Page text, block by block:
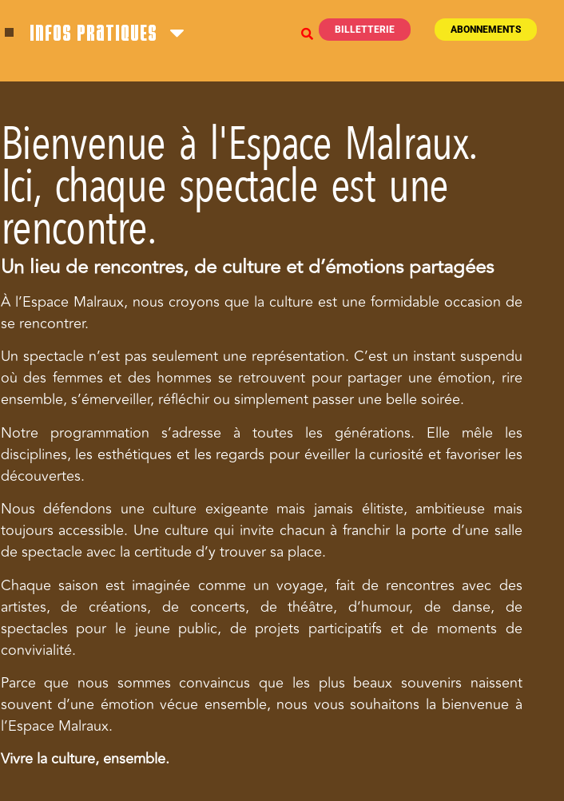
infos pratiques BILLETTERIE ABONNEMENTS
Bienvenue à l'Espace Malraux.
Ici, chaque spectacle est une
rencontre.
Un lieu de rencontres, de culture et d’émotions partagées
À l’Espace Malraux, nous croyons que la culture est une formidable occasion de
se rencontrer.
Un spectacle n’est pas seulement une représentation. C’est un instant suspendu
où des femmes et des hommes se retrouvent pour partager une émotion, rire
ensemble, s’émerveiller, réfléchir ou simplement passer une belle soirée.
Notre programmation s’adresse à toutes les générations. Elle mêle les
disciplines, les esthétiques et les regards pour éveiller la curiosité et favoriser les
découvertes.
Nous défendons une culture exigeante mais jamais élitiste, ambitieuse mais
toujours accessible. Une culture qui invite chacun à franchir la porte d’une salle
de spectacle avec la certitude d’y trouver sa place.
Chaque saison est imaginée comme un voyage, fait de rencontres avec des
artistes, de créations, de concerts, de théâtre, d’humour, de danse, de
spectacles pour le jeune public, de projets participatifs et de moments de
convivialité.
Parce que nous sommes convaincus que les plus beaux souvenirs naissent
souvent d’une émotion vécue ensemble, nous vous souhaitons la bienvenue à
l’Espace Malraux.
Vivre la culture, ensemble.